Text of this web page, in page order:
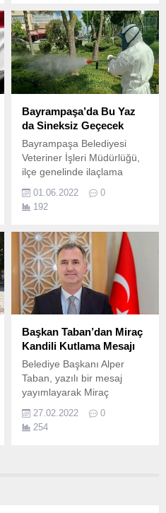
Bayrampaşa’da Bu Yaz
da Sineksiz Geçecek
Bayrampaşa Belediyesi
Veteriner İşleri Müdürlüğü,
ilçe genelinde ilaçlama
01.06.2022
0
192
Başkan Taban’dan Miraç
Kandili Kutlama Mesajı
Belediye Başkanı Alper
Taban, yazılı bir mesaj
yayımlayarak Miraç
27.02.2022
0
254